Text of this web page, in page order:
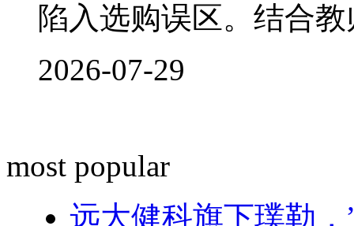
陷入选购误区。结合
2026-07-29
most popular
远大健科旗下璞勒